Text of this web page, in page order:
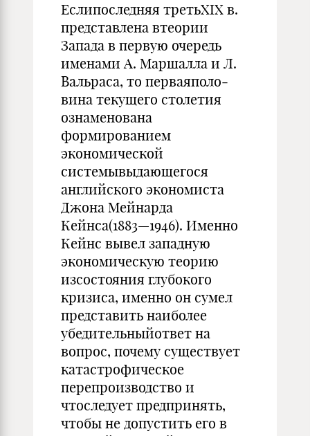
Еслипоследняя третьXIX в.
представлена втеории
Запада в пер­вую очередь
именами А. Маршалла и Л.
Вальраса, то перваяполо­
вина текущего столетия
ознаменована
формированием
экономической
системывыдающегося
английского экономиста
Джона Мейнарда
Кейнса(1883—1946). Именно
Кейнс вывел западную
экономическую тео­рию
изсостояния глубокого
кризиса, именно он сумел
представить наиболее
убедительныйответ на
вопрос, почему существует
катастро­фическое
перепроизводство и
чтоследует предпринять,
чтобы не до­пустить его в